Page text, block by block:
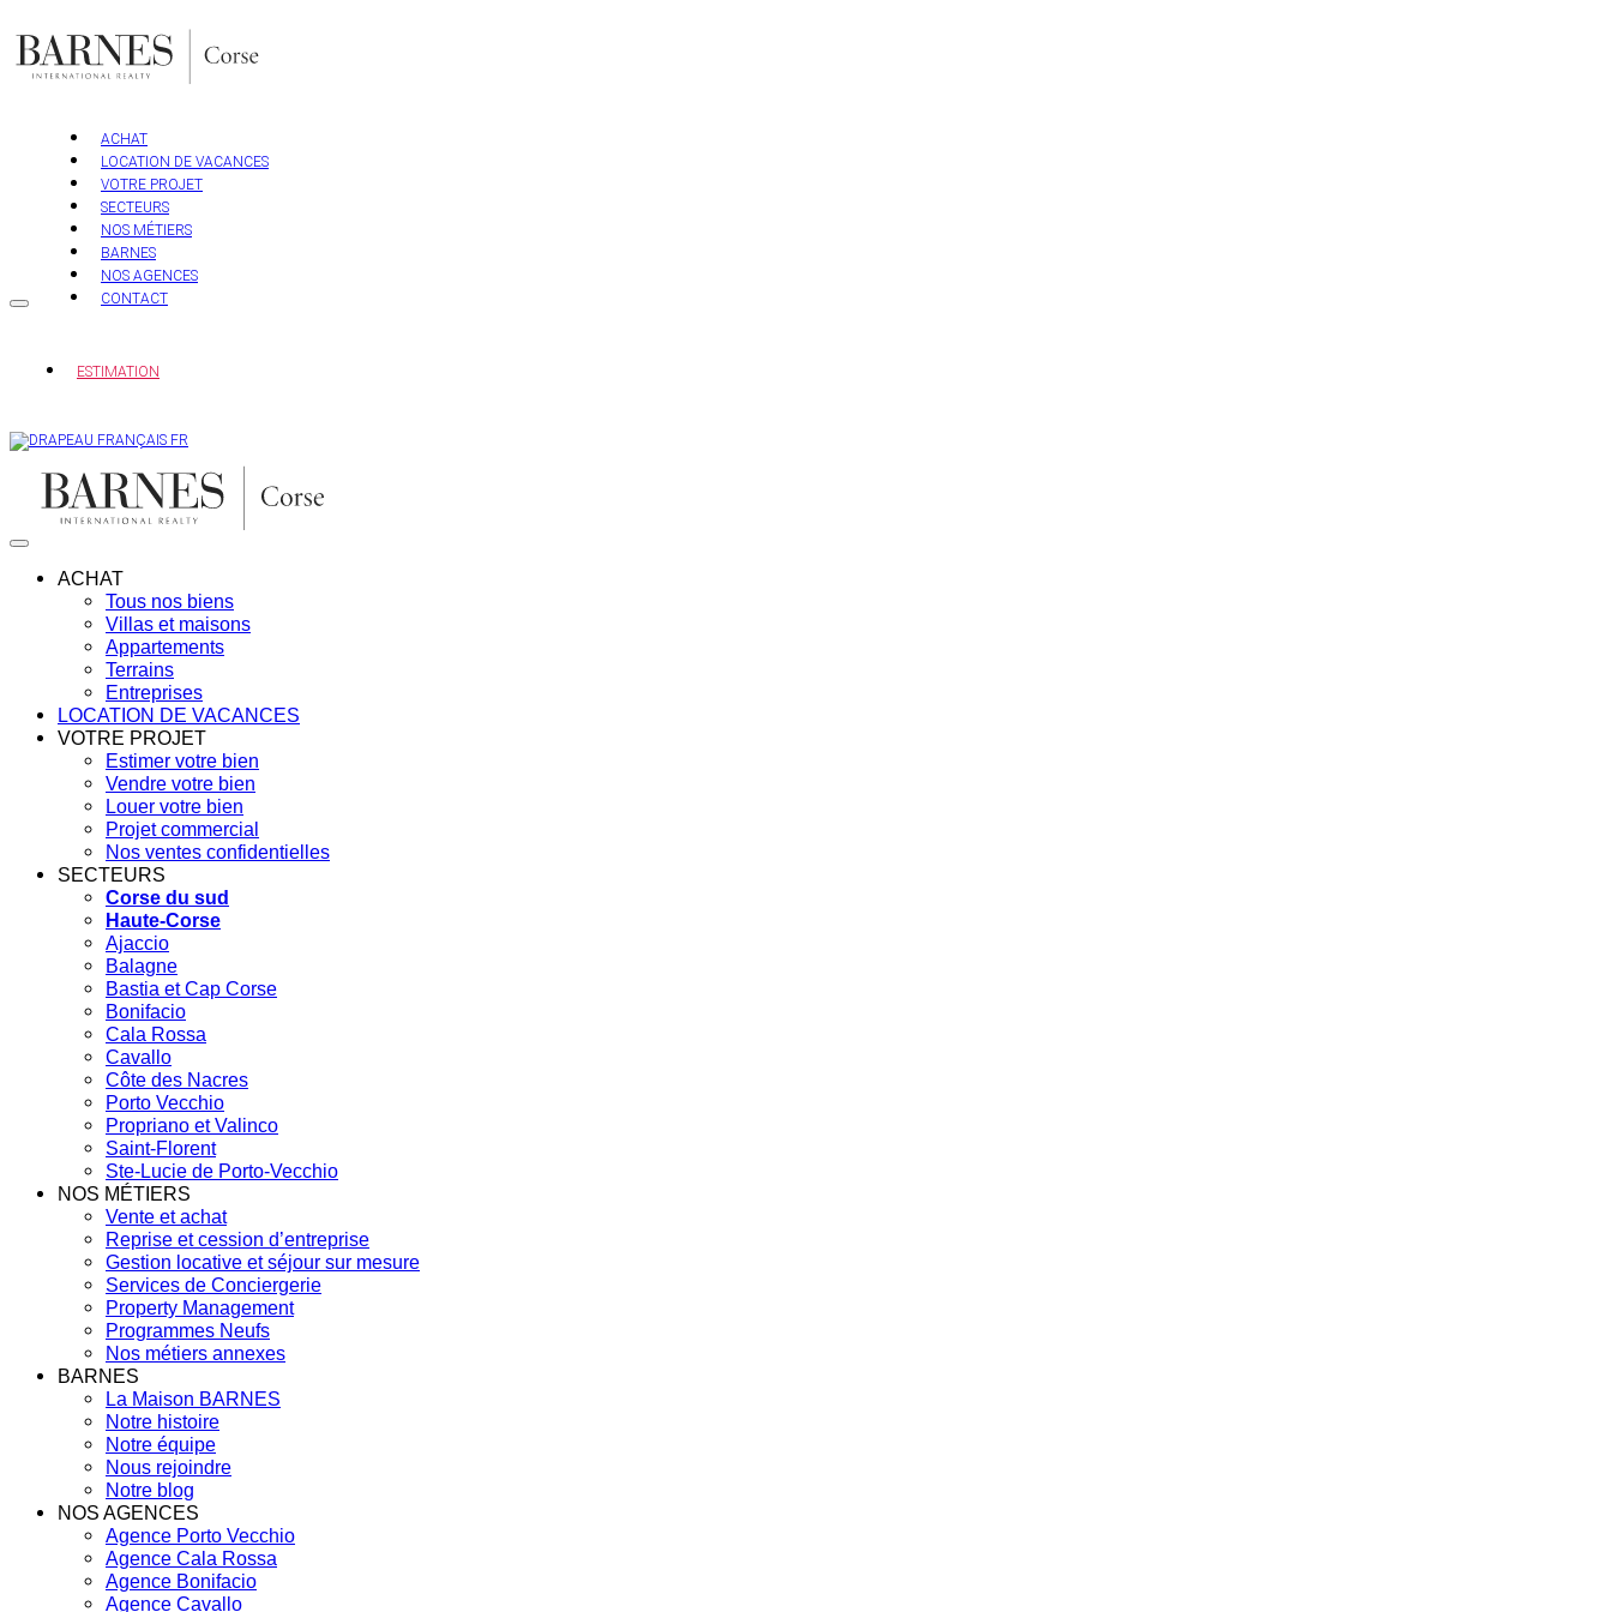
au
contenu
ACHAT
LOCATION DE VACANCES
VOTRE PROJET
SECTEURS
NOS MÉTIERS
BARNES
NOS AGENCES
CONTACT
ESTIMATION
FR
ACHAT
Tous nos biens
Villas et maisons
Appartements
Terrains
Entreprises
LOCATION DE VACANCES
VOTRE PROJET
Estimer votre bien
Vendre votre bien
Louer votre bien
Projet commercial
Nos ventes confidentielles
SECTEURS
Corse du sud
Haute-Corse
Ajaccio
Balagne
Bastia et Cap Corse
Bonifacio
Cala Rossa
Cavallo
Côte des Nacres
Porto Vecchio
Propriano et Valinco
Saint-Florent
Ste-Lucie de Porto-Vecchio
NOS MÉTIERS
Vente et achat
Reprise et cession d’entreprise
Gestion locative et séjour sur mesure
Services de Conciergerie
Property Management
Programmes Neufs
Nos métiers annexes
BARNES
La Maison BARNES
Notre histoire
Notre équipe
Nous rejoindre
Notre blog
NOS AGENCES
Agence Porto Vecchio
Agence Cala Rossa
Agence Bonifacio
Agence Cavallo